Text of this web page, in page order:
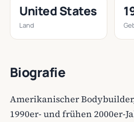
United States
Land
Biografie
Amerikanischer
1990er- und frühen 2000er-